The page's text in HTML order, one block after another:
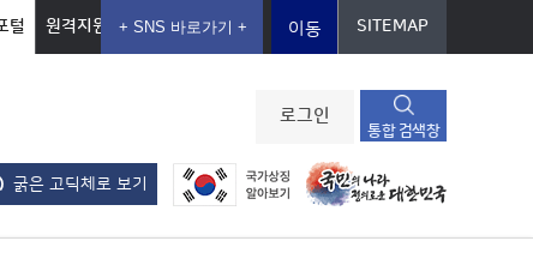
털 원격지원 이동 SITEMAP
로그인
통합 검색창
굵은 고딕체로 보기